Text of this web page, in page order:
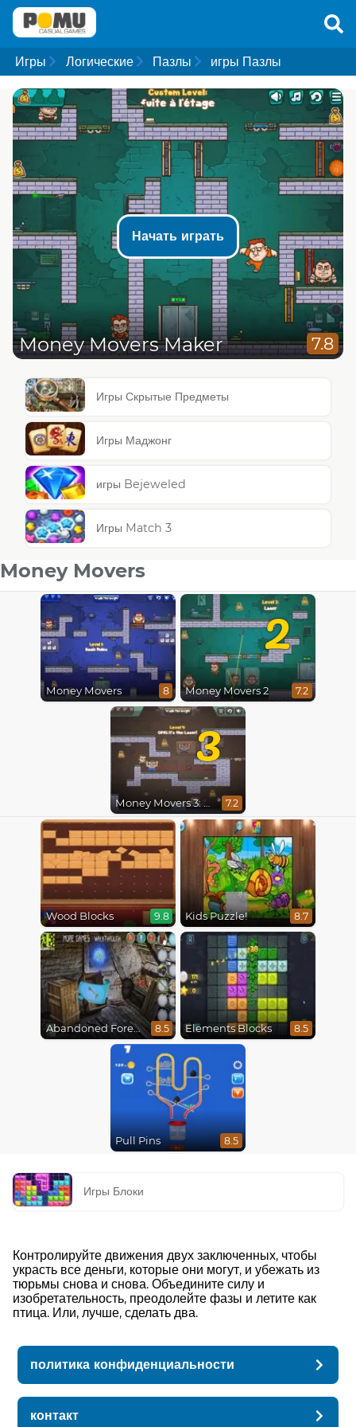
Игры Логические Пазлы игры Пазлы
Начать играть
Money Movers Maker 7.8
Игры Скрытые Предметы
Игры Маджонг
игры Bejeweled
Игры Match 3
Money Movers
Money Movers 8
2
Money Movers 2 7.2
3
Money Movers 3: Guard Duty 7.2
Wood Blocks 9.8 Kids Puzzle! 8.7
Abandoned Forest House 8.5 Elements Blocks 8.5
Pull Pins 8.5
Игры Блоки
Контролируйте движения двух заключенных, чтобы
украсть все деньги, которые они могут, и убежать из
тюрьмы снова и снова. Объедините силу и
изобретательность, преодолейте фазы и летите как
птица. Или, лучше, сделать два.
политика конфиденциальности
контакт